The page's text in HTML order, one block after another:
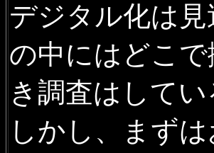
風景、絵鞆小学
2019年11月24日
の廃線跡風景を追
2019年11月3日
沿線風景の写真を
デジタル化は
の中にはどこ
き調査はして
しかし、まず